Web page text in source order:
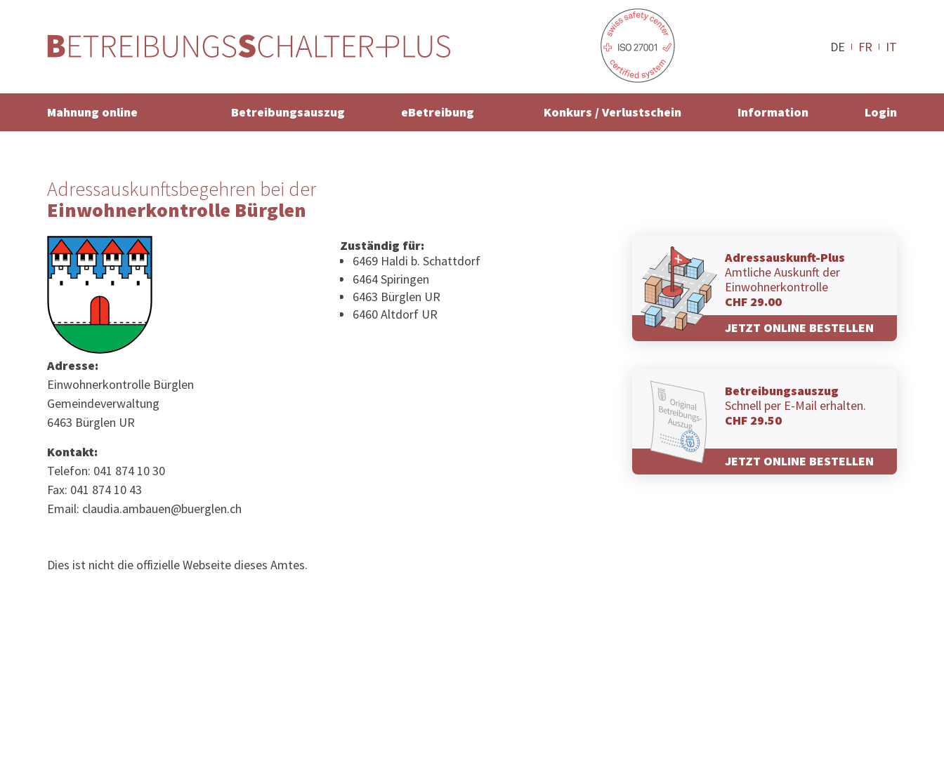
DE FR IT
Mahnung online Betreibungsauszug eBetreibung Konkurs / Verlustschein Information Login
Adressauskunftsbegehren bei der
Einwohnerkontrolle Bürglen
Adresse:
Einwohnerkontrolle Bürglen
Gemeindeverwaltung
6463 Bürglen UR
Kontakt:
Telefon: 041 874 10 30
Fax: 041 874 10 43
Email: claudia.ambauen@buerglen.ch
Zuständig für:
6469 Haldi b. Schattdorf
6464 Spiringen
6463 Bürglen UR
6460 Altdorf UR
Adressauskunft-Plus
Amtliche Auskunft der
Einwohnerkontrolle
CHF 29.00
JETZT ONLINE BESTELLEN
Betreibungsauszug
Schnell per E-Mail erhalten.
CHF 29.50
JETZT ONLINE BESTELLEN
Dies ist nicht die offizielle Webseite dieses Amtes.